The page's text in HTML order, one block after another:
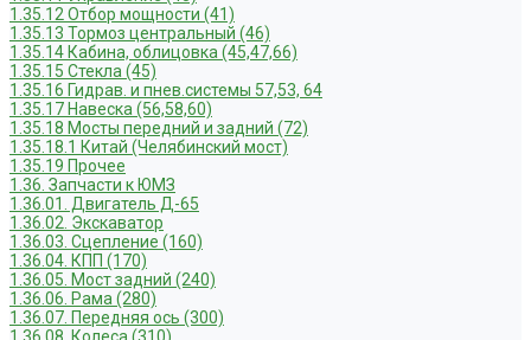
1.35.12 Отбор мощности (41)
1.35.13 Тормоз центральный (46)
1.35.14 Кабина, облицовка (45,47,66)
1.35.15 Стекла (45)
1.35.16 Гидрав. и пнев.системы 57,53, 64
1.35.17 Навеска (56,58,60)
1.35.18 Мосты передний и задний (72)
1.35.18.1 Китай (Челябинский мост)
1.35.19 Прочее
1.36. Запчасти к ЮМЗ
1.36.01. Двигатель Д-65
1.36.02. Экскаватор
1.36.03. Сцепление (160)
1.36.04. КПП (170)
1.36.05. Мост задний (240)
1.36.06. Рама (280)
1.36.07. Передняя ось (300)